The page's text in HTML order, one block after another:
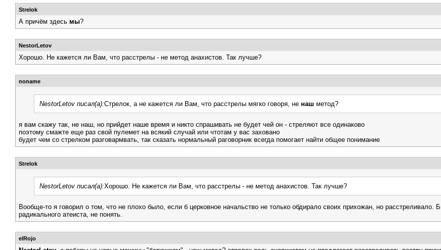
Strelok
А причём здесь мы?
NestorLetov
Хорошо. Не кажется ли Вам, что расстрелы - не метод анахистов. Так лучше?
noname
NestorLetov писал(а):Стрелок, а не кажется ли Вам, что расстрелы мягко говоря, не наш метод?
я вам скажу так, не наш, но прийдет наше время и никто спрашивать не будет чей он - стреляют все одинаково
поэтому смажте еще раз свой пулемет на всякий случай или чтотам у вас заховано
будет чем со стрелком разговармвать, так сказать нормальный раговорник всегда помогает найти общее понимание
Strelok
NestorLetov писал(а):Хорошо. Не кажется ли Вам, что расстрелы - не метод анахистов. Так лучше?
Вообще-то я говорил о том, что не плохо было, если б церковное начальство не только обдирало своих прихожан, но
радикального атеиста, не понять.
elRojo